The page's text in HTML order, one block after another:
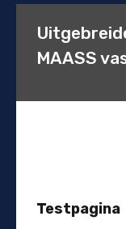
MAASS
Testpagina